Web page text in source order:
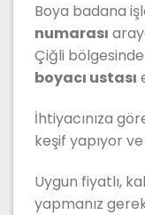
Boya badana
numarası
Çiğli
boyacı ustası
İhtiyacınıza
keşif yapıyor
Uygun fiyatlı,
yapmanız